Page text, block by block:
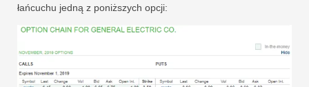
łańcuchu jedną z poniższych opcji: